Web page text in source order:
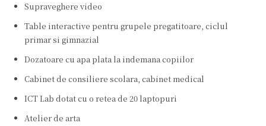
Supraveghere video
Table interactive pentru grupele pregatitoare, ciclul
primar si gimnazial
Dozatoare cu apa plata la indemana copiilor
Cabinet de consiliere scolara, cabinet medical
ICT Lab dotat cu o retea de 20 laptopuri
Atelier de arta